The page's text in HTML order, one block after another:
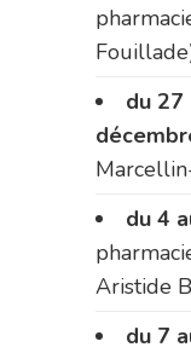
du 27
du 4
Aristide
du 7